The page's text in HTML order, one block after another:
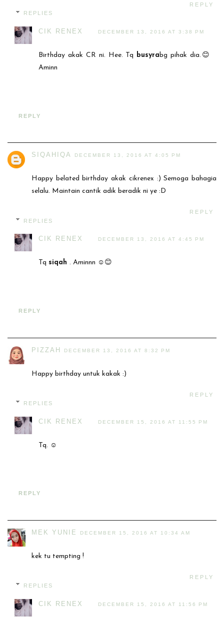
REPLY
REPLIES
CIK RENEX DECEMBER 13, 2016 AT 3:38 PM
Birthday akak CR ni. Hee. Tq busyrabg pihak dia.😊
Aminn
REPLY
SIQAHIQA DECEMBER 13, 2016 AT 4:05 PM
Happy belated birthday akak cikrenex :) Semoga bahagia
selalu. Maintain cantik adik beradik ni ye :D
REPLY
REPLIES
CIK RENEX DECEMBER 13, 2016 AT 4:45 PM
Tq siqah . Aminnn ☺😊
REPLY
PIZZAH DECEMBER 13, 2016 AT 8:32 PM
Happy birthday untuk kakak :)
REPLY
REPLIES
CIK RENEX DECEMBER 15, 2016 AT 11:55 PM
Tq. ☺
REPLY
MEK YUNIE DECEMBER 15, 2016 AT 10:34 AM
kek tu tempting !
REPLY
REPLIES
CIK RENEX DECEMBER 15, 2016 AT 11:56 PM